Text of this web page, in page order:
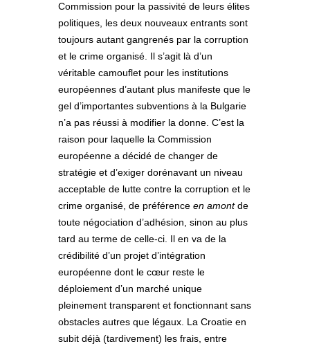
Commission pour la passivité de leurs élites
politiques, les deux nouveaux entrants sont
toujours autant gangrenés par la corruption
et le crime organisé. Il s’agit là d’un
véritable camouflet pour les institutions
européennes d’autant plus manifeste que le
gel d’importantes subventions à la Bulgarie
n’a pas réussi à modifier la donne. C’est la
raison pour laquelle la Commission
européenne a décidé de changer de
stratégie et d’exiger dorénavant un niveau
acceptable de lutte contre la corruption et le
crime organisé, de préférence en amontde
toute négociation d’adhésion, sinon au plus
tard au terme de celle-ci. Il en va de la
crédibilité d’un projet d’intégration
européenne dont le cœur reste le
déploiement d’un marché unique
pleinement transparent et fonctionnant sans
obstacles autres que légaux. La Croatie en
subit déjà (tardivement) les frais, entre